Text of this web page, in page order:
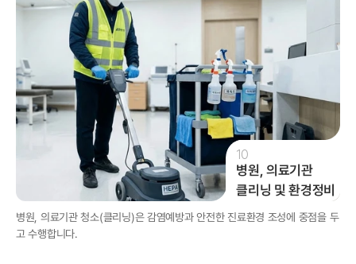
10
병원, 의료기관
클리닝 및 환경정비
병원, 의료기관 청소(클리닝)은 감염예방과 안전한 진료환경 조성에 중점을 두
고 수행합니다.